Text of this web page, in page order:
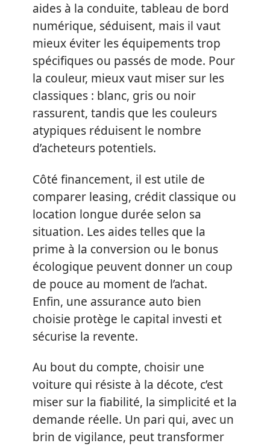
aides à la conduite, tableau de bord
numérique, séduisent, mais il vaut
mieux éviter les équipements trop
spécifiques ou passés de mode. Pour
la couleur, mieux vaut miser sur les
classiques : blanc, gris ou noir
rassurent, tandis que les couleurs
atypiques réduisent le nombre
d’acheteurs potentiels.
Côté financement, il est utile de
comparer leasing, crédit classique ou
location longue durée selon sa
situation. Les aides telles que la
prime à la conversion ou le bonus
écologique peuvent donner un coup
de pouce au moment de l’achat.
Enfin, une assurance auto bien
choisie protège le capital investi et
sécurise la revente.
Au bout du compte, choisir une
voiture qui résiste à la décote, c’est
miser sur la fiabilité, la simplicité et la
demande réelle. Un pari qui, avec un
brin de vigilance, peut transformer